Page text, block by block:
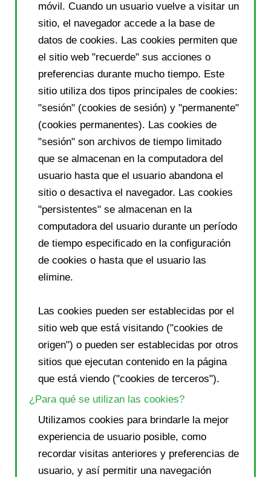
móvil. Cuando un usuario vuelve a visitar un
sitio, el navegador accede a la base de
datos de cookies. Las cookies permiten que
el sitio web "recuerde" sus acciones o
preferencias durante mucho tiempo. Este
sitio utiliza dos tipos principales de cookies:
"sesión" (cookies de sesión) y "permanente"
(cookies permanentes). Las cookies de
"sesión" son archivos de tiempo limitado
que se almacenan en la computadora del
usuario hasta que el usuario abandona el
sitio o desactiva el navegador. Las cookies
"persistentes" se almacenan en la
computadora del usuario durante un período
de tiempo especificado en la configuración
de cookies o hasta que el usuario las
elimine.
Las cookies pueden ser establecidas por el
sitio web que está visitando ("cookies de
origen") o pueden ser establecidas por otros
sitios que ejecutan contenido en la página
que está viendo ("cookies de terceros").
¿Para qué se utilizan las cookies?
Utilizamos cookies para brindarle la mejor
experiencia de usuario posible, como
recordar visitas anteriores y preferencias de
usuario, y así permitir una navegación